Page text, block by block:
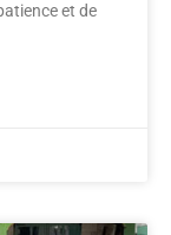
et de